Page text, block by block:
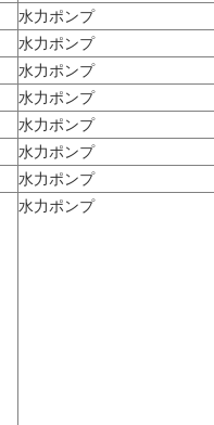
水力ポンプ
水力ポンプ
水力ポンプ
水力ポンプ
水力ポンプ
水力ポンプ
水力ポンプ
水力ポンプ